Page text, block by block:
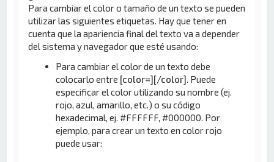
Para cambiar el color o tamaño de un texto se pueden
utilizar las siguientes etiquetas. Hay que tener en
cuenta que la apariencia final del texto va a depender
del sistema y navegador que esté usando:
Para cambiar el color de un texto debe
colocarlo entre [color=][/color] . Puede
especificar el color utilizando su nombre (ej.
rojo, azul, amarillo, etc.) o su código
hexadecimal, ej. #FFFFFF, #000000. Por
ejemplo, para crear un texto en color rojo
puede usar: